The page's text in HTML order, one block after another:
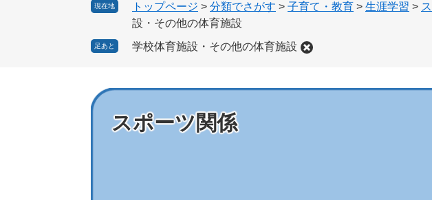
現在地 トップページ > 分類でさがす > 子育て・教育 > 生涯学習 >
設・その他の体育施設
足あと 学校体育施設・その他の体育施設
スポーツ関係